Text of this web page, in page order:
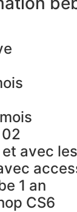
avec
1 an
CS6